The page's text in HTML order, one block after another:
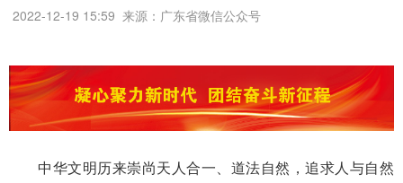
2022-12-19 15:59 来源：广东省微信公众号
中华文明历来崇尚天人合一、道法自然，追求人与自然